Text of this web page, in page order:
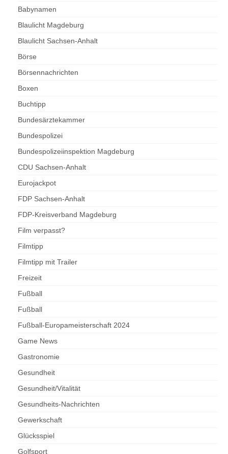
Babynamen
Blaulicht Magdeburg
Blaulicht Sachsen-Anhalt
Börse
Börsennachrichten
Boxen
Buchtipp
Bundesärztekammer
Bundespolizei
Bundespolizeiinspektion Magdeburg
CDU Sachsen-Anhalt
Eurojackpot
FDP Sachsen-Anhalt
FDP-Kreisverband Magdeburg
Film verpasst?
Filmtipp
Filmtipp mit Trailer
Freizeit
Fußball
Fußball
Fußball-Europameisterschaft 2024
Game News
Gastronomie
Gesundheit
Gesundheit/Vitalität
Gesundheits-Nachrichten
Gewerkschaft
Glücksspiel
Golfsport